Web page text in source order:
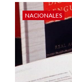
NACIONALES